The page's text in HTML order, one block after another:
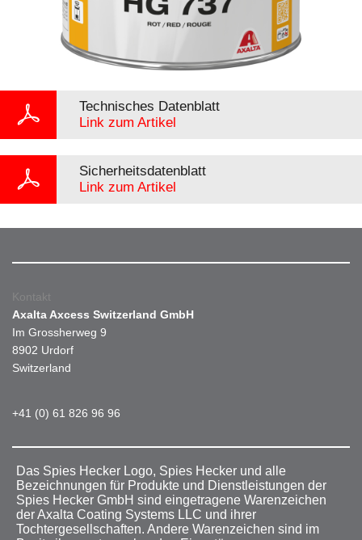
Technisches Datenblatt
Link zum Artikel
Sicherheitsdatenblatt
Link zum Artikel
Kontakt
Axalta Axcess Switzerland GmbH
Im Grossherweg 9
8902 Urdorf
Switzerland
+41 (0) 61 826 96 96
Das Spies Hecker Logo, Spies Hecker und alle
Bezeichnungen für Produkte und Dienstleistungen der
Spies Hecker GmbH sind eingetragene Warenzeichen
der Axalta Coating Systems LLC und ihrer
Tochtergesellschaften. Andere Warenzeichen sind im